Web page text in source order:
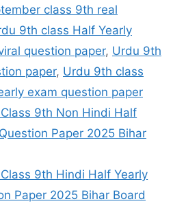
class 9th real
9th class Half Yearly
question paper, Urdu 9th
paper, Urdu 9th class
exam question paper
9th Non Hindi Half
Paper 2025 Bihar
9th Hindi Half Yearly
Paper 2025 Bihar Board